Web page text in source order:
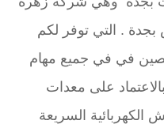
. التي توفر لكم
في في جميع مهام
على معدات
السريعة